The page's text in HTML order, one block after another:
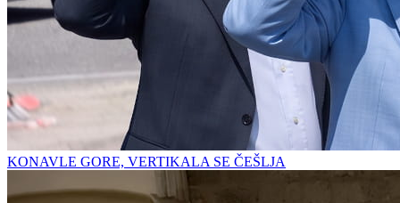
KONAVLE GORE, VERTIKALA SE ČEŠLJA